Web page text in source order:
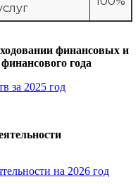
финансовых и
года
за 2025 год
на 2026 год